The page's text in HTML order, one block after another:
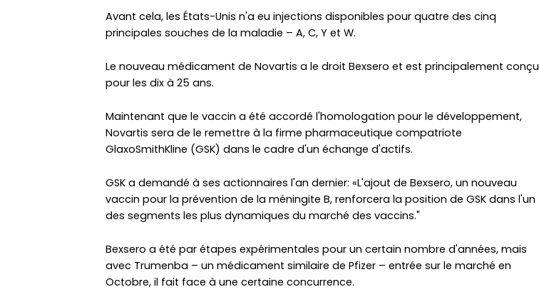
Avant cela, les États-Unis n'a eu injections disponibles pour quatre des cinq
principales souches de la maladie – A, C, Y et W.
Le nouveau médicament de Novartis a le droit Bexsero et est principalement conçu
pour les dix à 25 ans.
Maintenant que le vaccin a été accordé l'homologation pour le développement,
Novartis sera de le remettre à la firme pharmaceutique compatriote
GlaxoSmithKline (GSK) dans le cadre d'un échange d'actifs.
GSK a demandé à ses actionnaires l'an dernier: «L'ajout de Bexsero, un nouveau
vaccin pour la prévention de la méningite B, renforcera la position de GSK dans l'un
des segments les plus dynamiques du marché des vaccins."
Bexsero a été par étapes expérimentales pour un certain nombre d'années, mais
avec Trumenba – un médicament similaire de Pfizer – entrée sur le marché en
Octobre, il fait face à une certaine concurrence.